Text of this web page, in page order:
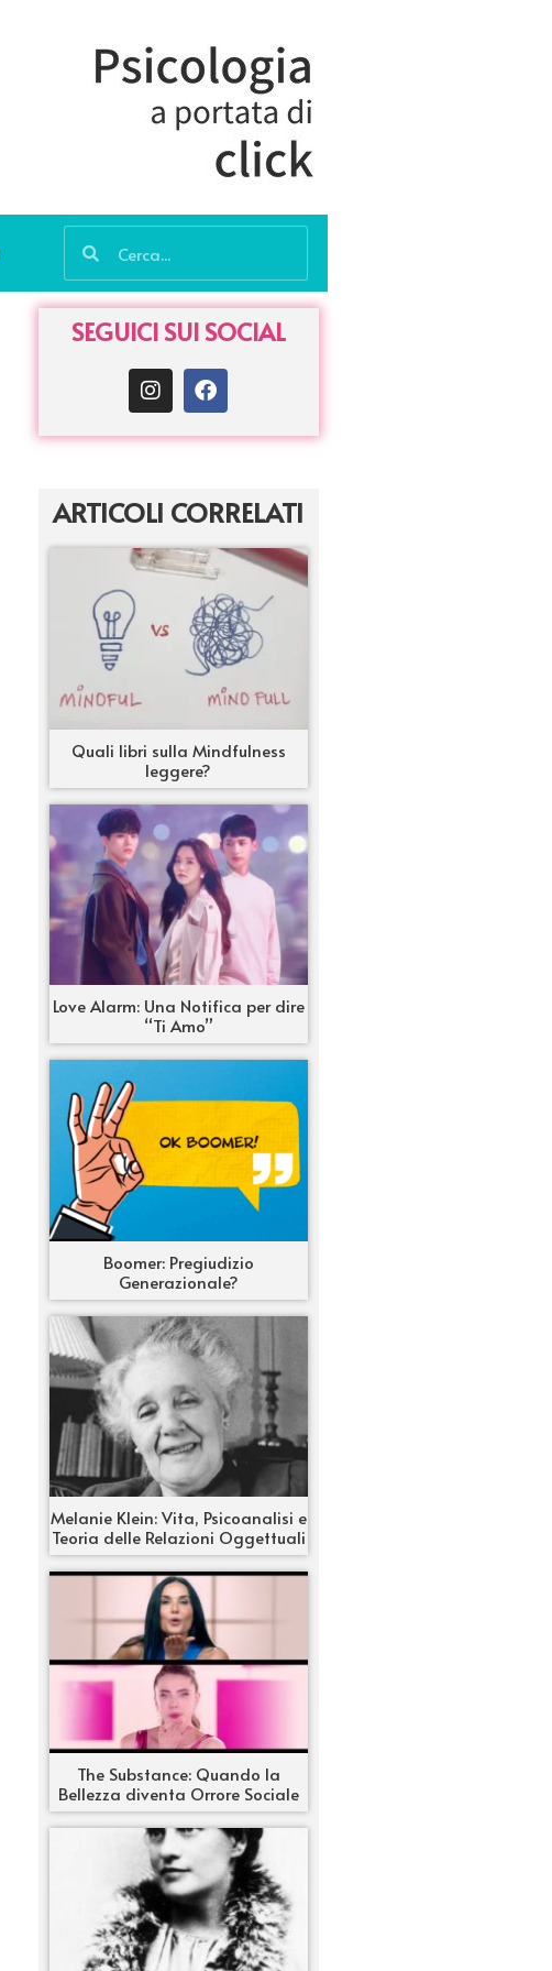
SEGUICI SUI SOCIAL
ARTICOLI CORRELATI
Quali libri sulla Mindfulness
leggere?
Love Alarm: Una Notifica per dire
“Ti Amo”
Boomer: Pregiudizio
Generazionale?
Melanie Klein: Vita, Psicoanalisi e
Teoria delle Relazioni Oggettuali
The Substance: Quando la
Bellezza diventa Orrore Sociale